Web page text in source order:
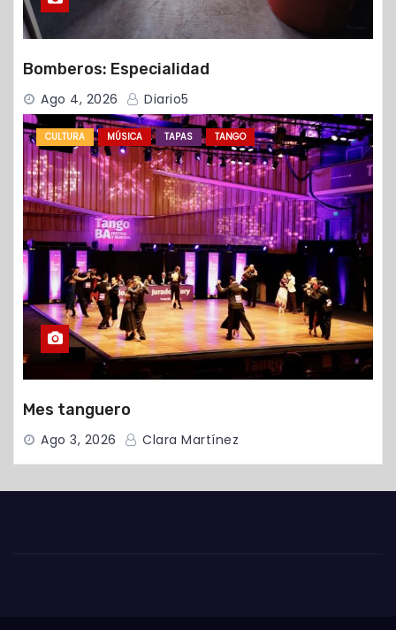
Bomberos: Especialidad
Ago 4, 2026 Diario5
CULTURA MÚSICA TAPAS TANGO
Mes tanguero
Ago 3, 2026 Clara Martínez